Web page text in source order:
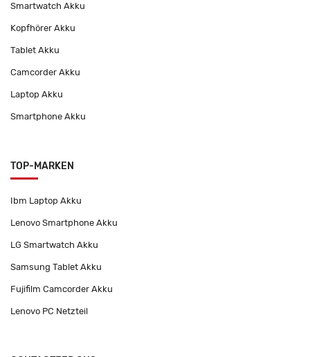
Smartwatch Akku
Kopfhörer Akku
Tablet Akku
Camcorder Akku
Laptop Akku
Smartphone Akku
TOP-MARKEN
Ibm Laptop Akku
Lenovo Smartphone Akku
LG Smartwatch Akku
Samsung Tablet Akku
Fujifilm Camcorder Akku
Lenovo PC Netzteil